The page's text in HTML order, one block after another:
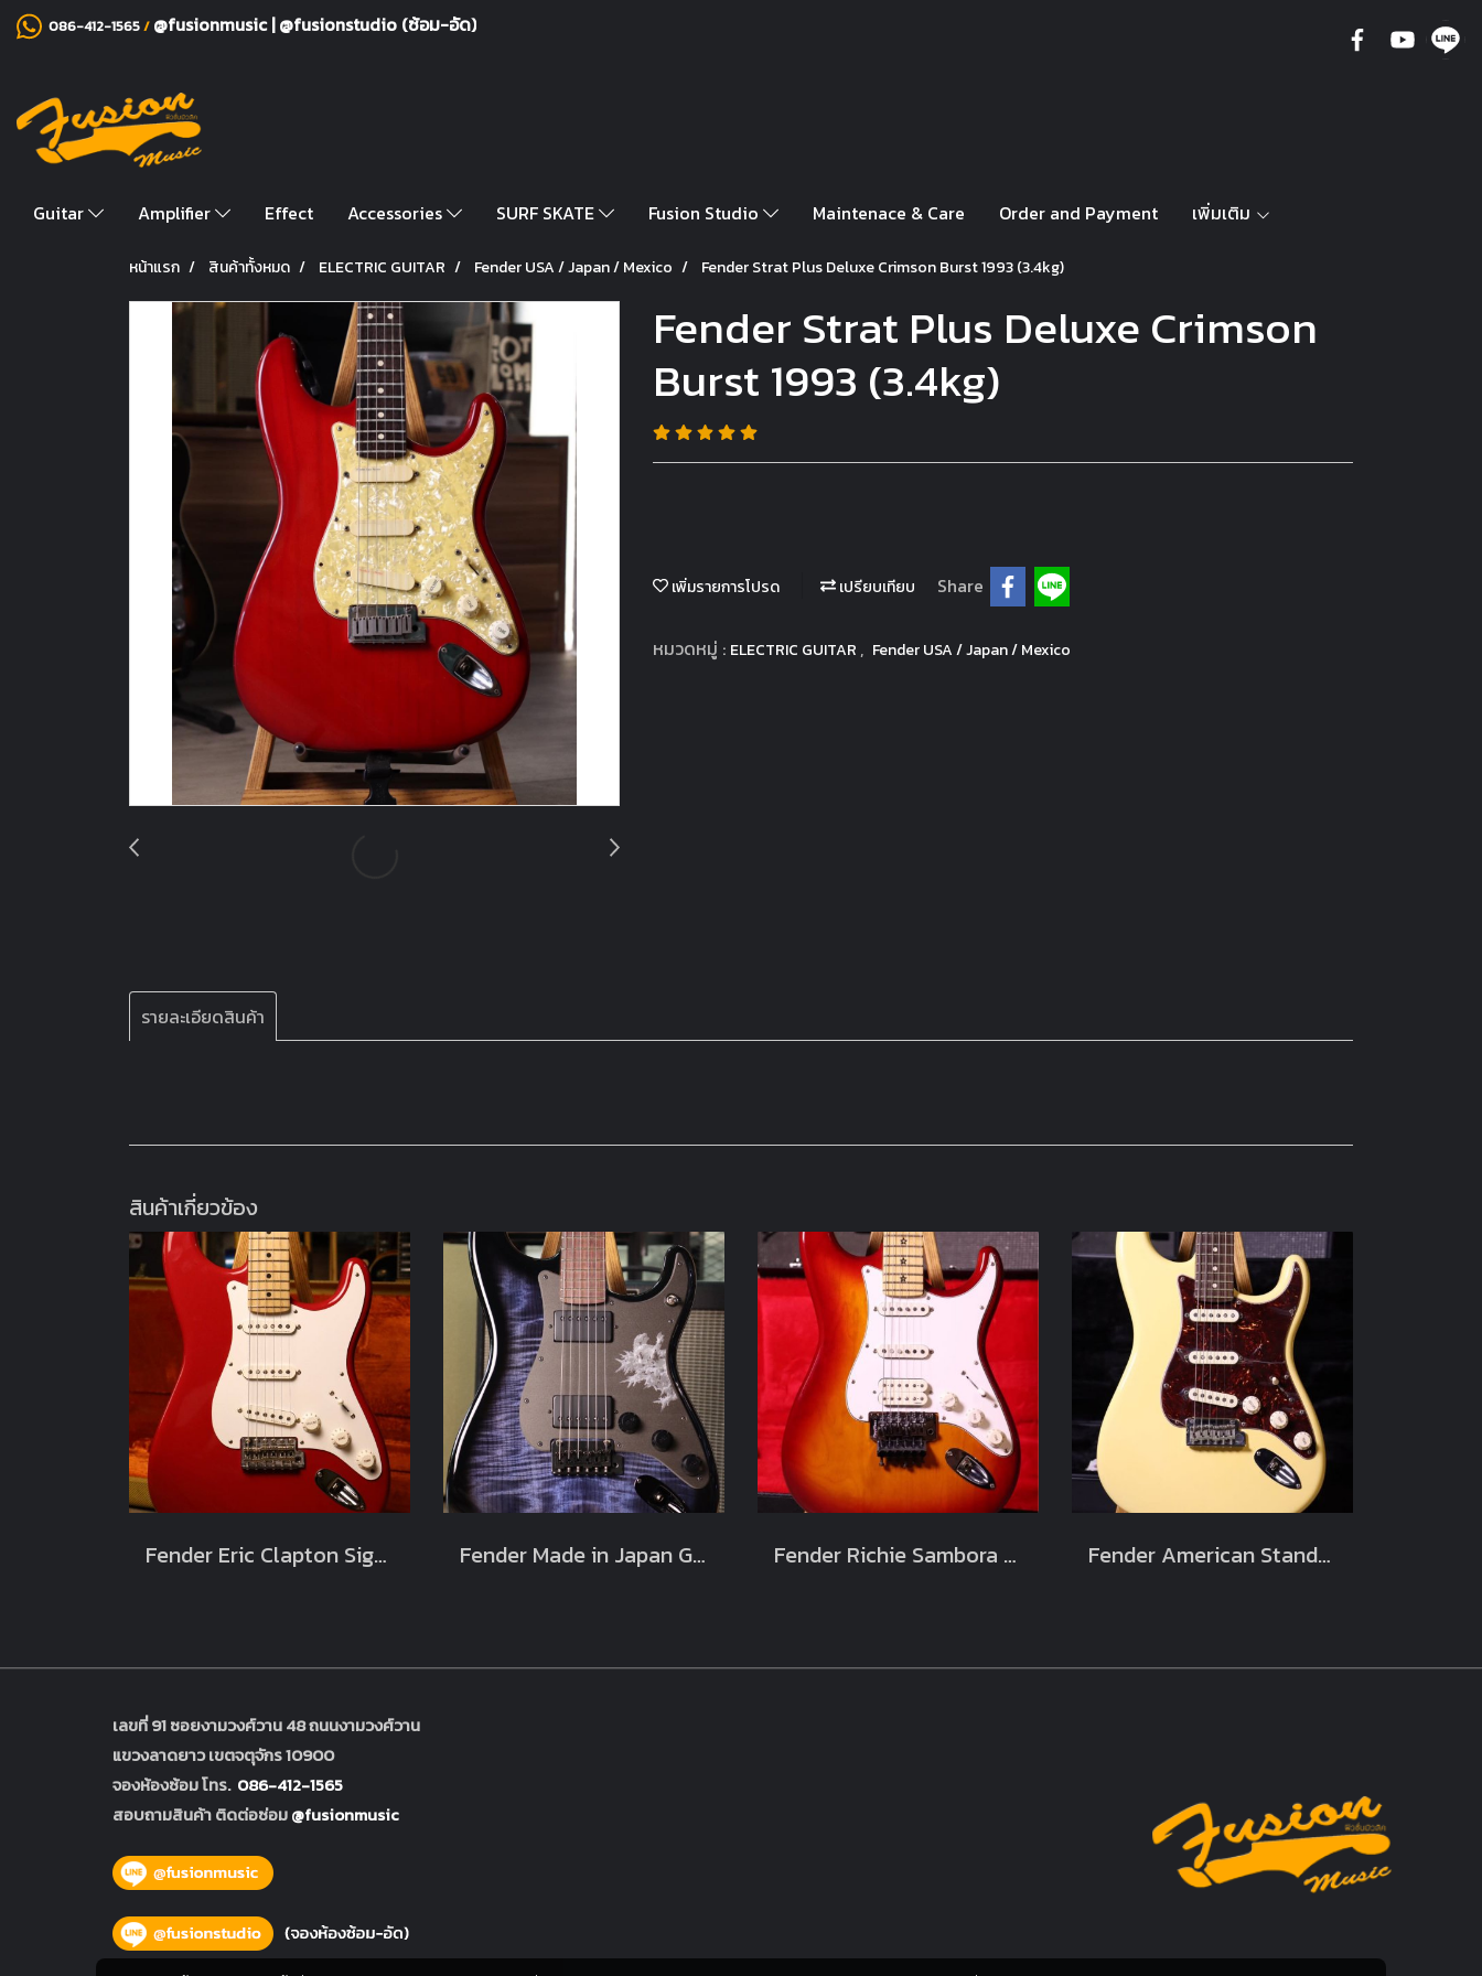
086-412-1565/ @fusionmusic|@fusionstudio (ซ้อม-อัด)
Guitar Amplifier Effect Accessories SURF SKATE Fusion Studio Maintenace & Care Order and Payment เพิ่มเติม
หน้าแรก สินค้าทั้งหมด ELECTRIC GUITAR Fender USA / Japan / Mexico Fender Strat Plus Deluxe Crimson Burst 1993 (3.4kg)
Fender Strat Plus Deluxe Crimson
Burst 1993 (3.4kg)
เพิ่มรายการโปรด เปรียบเทียบ Share
หมวดหมู่ : ELECTRIC GUITAR , Fender USA / Japan / Mexico
รายละเอียดสินค้า
สินค้าเกี่ยวข้อง
Fender Eric Clapton Signature Torino Red 2014 (3.5kg) Fender Made in Japan Godzilla Stratocaster Limited Edition 2025 Fender Richie Sambora Sienna Burst Japan 1996-2000 (3.6kg) Fender American Standard 2014 Vintage White (3.5kg)
เลขที่ 91 ซอยงามวงศ์วาน 48 ถนนงามวงศ์วาน
แขวงลาดยาว เขตจตุจักร 10900
จองห้องซ้อม โทร. 086-412-1565
สอบถามสินค้า ติดต่อซ่อม@fusionmusic